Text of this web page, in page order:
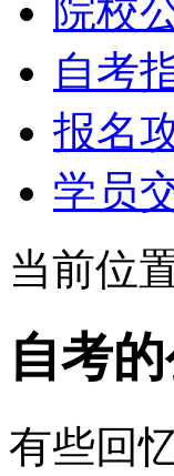
院校
自考
报名
学员
当前位
自考
有些回